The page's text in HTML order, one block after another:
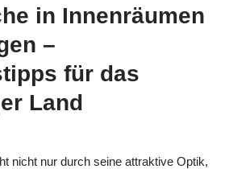
in Innenräumen
–
für das
Land
nicht nur durch seine attraktive Optik,